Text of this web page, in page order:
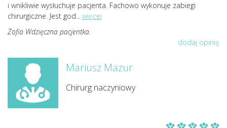
i wnikliwie wysłuchuje pacjenta. Fachowo wykonuje zabiegi
chirurgiczne. Jest god
więcej
Zofia Wdzięczna pacjentka.
dodaj opinię
Mariusz Mazur
Chirurg naczyniowy